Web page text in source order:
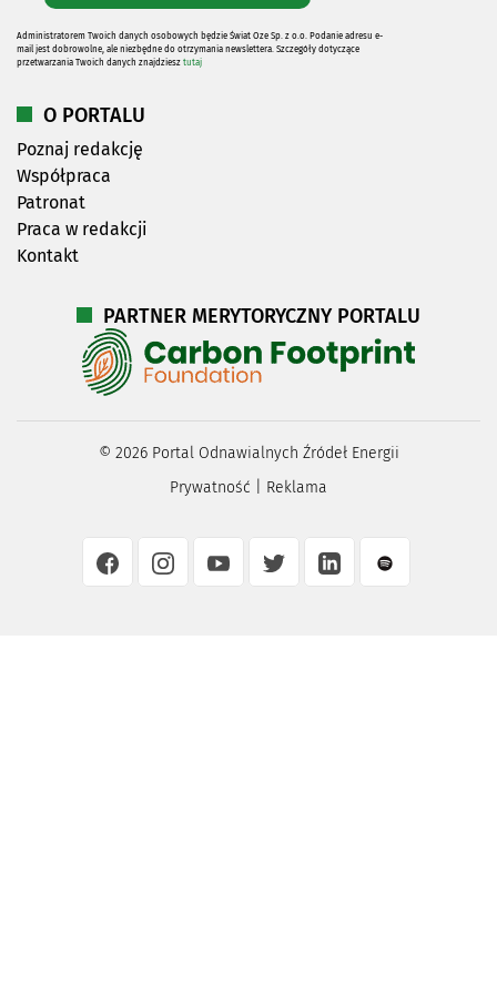
Administratorem Twoich danych osobowych będzie Świat Oze Sp. z o.o. Podanie adresu e-
mail jest dobrowolne, ale niezbędne do otrzymania newslettera. Szczegóły dotyczące
przetwarzania Twoich danych znajdziesz tutaj
O PORTALU
Poznaj redakcję
Współpraca
Patronat
Praca w redakcji
Kontakt
PARTNER MERYTORYCZNY PORTALU
© 2026Portal Odnawialnych Źródeł Energii
Prywatność
Reklama